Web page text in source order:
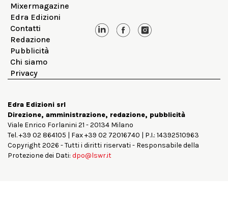
Mixermagazine
Edra Edizioni
Contatti
Redazione
Pubblicità
Chi siamo
Privacy
Edra Edizioni srl
Direzione, amministrazione, redazione, pubblicità
Viale Enrico Forlanini 21 - 20134 Milano
Tel. +39 02 864105 | Fax +39 02 72016740 | P.I.: 14392510963
Copyright 2026 - Tutti i diritti riservati - Responsabile della
Protezione dei Dati: dpo@lswr.it